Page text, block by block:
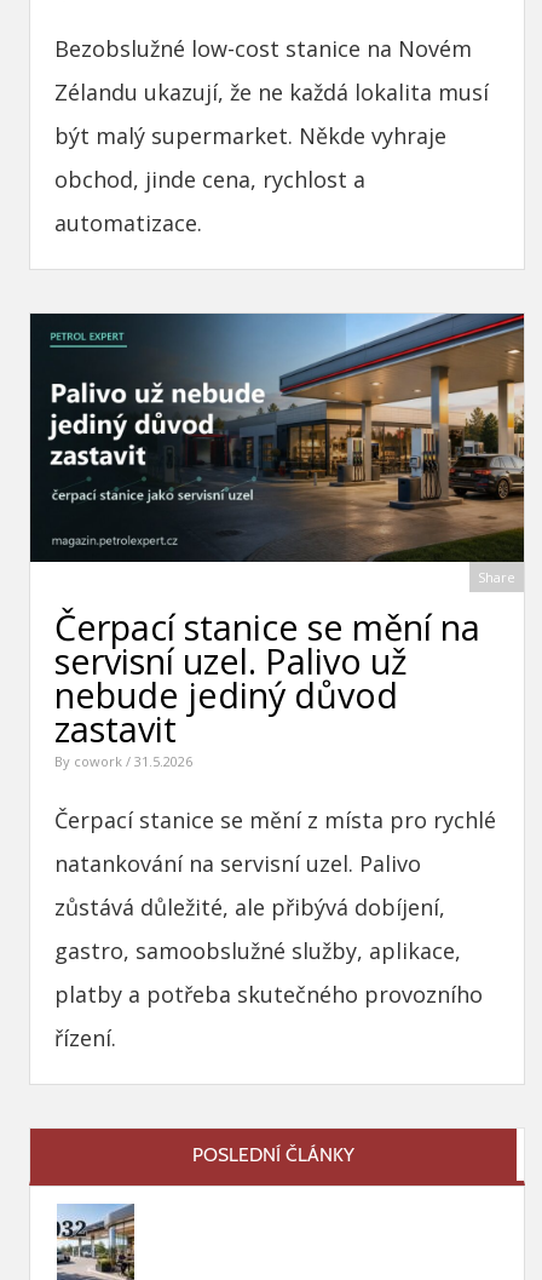
Bezobslužné low-cost stanice na Novém
Zélandu ukazují, že ne každá lokalita musí
být malý supermarket. Někde vyhraje
obchod, jinde cena, rychlost a
automatizace.
Share
Čerpací stanice se mění na
servisní uzel. Palivo už
nebude jediný důvod
zastavit
By cowork / 31.5.2026
Čerpací stanice se mění z místa pro rychlé
natankování na servisní uzel. Palivo
zůstává důležité, ale přibývá dobíjení,
gastro, samoobslužné služby, aplikace,
platby a potřeba skutečného provozního
řízení.
POSLEDNÍ ČLÁNKY